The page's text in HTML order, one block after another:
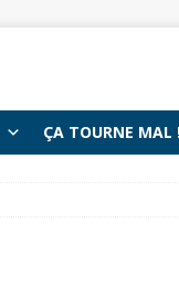
ÇA TOURNE MAL